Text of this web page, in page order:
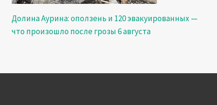
Долина Аурина: оползень и 120 эвакуированных —
что произошло после грозы 6 августа